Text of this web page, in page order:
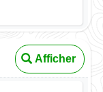
Afficher